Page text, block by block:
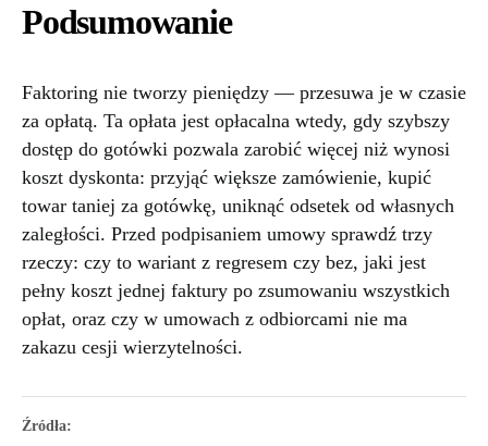
Podsumowanie
Faktoring nie tworzy pieniędzy — przesuwa je w czasie
za opłatą. Ta opłata jest opłacalna wtedy, gdy szybszy
dostęp do gotówki pozwala zarobić więcej niż wynosi
koszt dyskonta: przyjąć większe zamówienie, kupić
towar taniej za gotówkę, uniknąć odsetek od własnych
zaległości. Przed podpisaniem umowy sprawdź trzy
rzeczy: czy to wariant z regresem czy bez, jaki jest
pełny koszt jednej faktury po zsumowaniu wszystkich
opłat, oraz czy w umowach z odbiorcami nie ma
zakazu cesji wierzytelności.
Źródła: